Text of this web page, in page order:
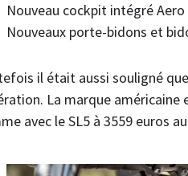
Nouveau cockpit intégré Aero
Nouveaux porte-bidons et
il était aussi souligné
La marque
avec le SL5 à 3559 euros